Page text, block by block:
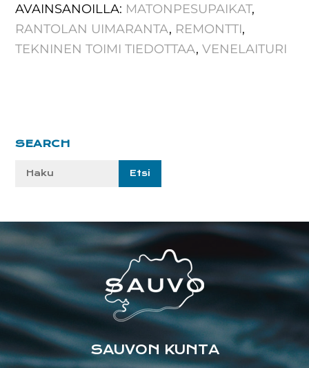
AVAINSANOILLA: MATONPESUPAIKAT,
RANTOLAN UIMARANTA, REMONTTI,
TEKNINEN TOIMI TIEDOTTAA,VENELAITURI
Ensisijainen
SEARCH
Etsi
Footer
SAUVON KUNTA